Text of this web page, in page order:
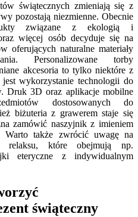
świątecznych zmieniają się z
pozostają niezmienne. Obecnie
związane z ekologią i
więcej osób decyduje się na
oferujących naturalne materiały
Personalizowane torby
akcesoria to tylko niektóre z
wykorzystanie technologii do
Druk 3D oraz aplikacje mobilne
dostosowanych do
biżuteria z grawerem staje się
zamówić naszyjnik z imieniem
Warto także zwrócić uwagę na
relaksu, które obejmują np.
eteryczne z indywidualnym
świąteczny